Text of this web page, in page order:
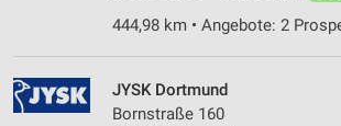
444,98 km • Angebote: 2
JYSK Dortmund
Bornstraße 160
Erstellung von Profilen für personalisierte
Verwendung von Profilen zur Auswahl
personalisierter Werbung